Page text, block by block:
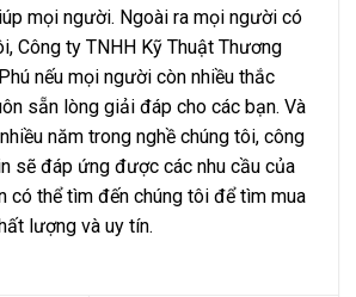
mọi người. Ngoài ra mọi người có
Công ty TNHH Kỹ Thuật Thương
nếu mọi người còn nhiều thắc
sẵn lòng giải đáp cho các bạn. Và
năm trong nghề chúng tôi, công
sẽ đáp ứng được các nhu cầu của
có thể tìm đến chúng tôi để tìm mua
lượng và uy tín.